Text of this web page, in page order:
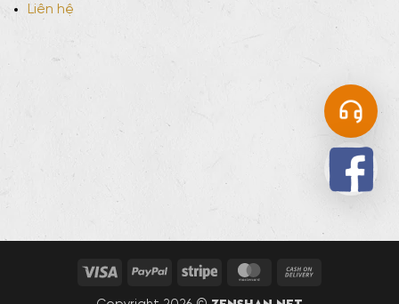
Liên hệ
Visa PayPal Stripe MasterCard